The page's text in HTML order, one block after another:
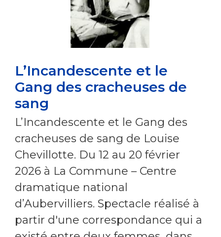
L’Incandescente et le
Gang des cracheuses de
sang
L’Incandescente et le Gang des
cracheuses de sang de Louise
Chevillotte. Du 12 au 20 février
2026 à La Commune – Centre
dramatique national
d’Aubervilliers. Spectacle réalisé à
partir d'une correspondance qui a